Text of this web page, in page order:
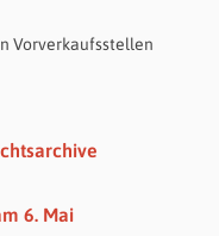
Vorverkaufsstellen
6. Mai